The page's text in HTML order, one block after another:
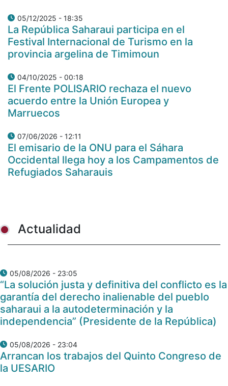
05/12/2025 - 18:35
La República Saharaui participa en el
Festival Internacional de Turismo en la
provincia argelina de Timimoun
04/10/2025 - 00:18
El Frente POLISARIO rechaza el nuevo
acuerdo entre la Unión Europea y
Marruecos
07/06/2026 - 12:11
El emisario de la ONU para el Sáhara
Occidental llega hoy a los Campamentos de
Refugiados Saharauis
Actualidad
05/08/2026 - 23:05
“La solución justa y definitiva del conflicto es la
garantía del derecho inalienable del pueblo
saharaui a la autodeterminación y la
independencia” (Presidente de la República)
05/08/2026 - 23:04
Arrancan los trabajos del Quinto Congreso de
la UESARIO